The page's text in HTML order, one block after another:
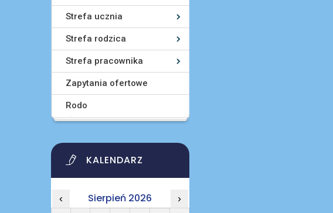
Strefa ucznia
Strefa rodzica
Strefa pracownika
Zapytania ofertowe
Rodo
KALENDARZ
‹ Sierpień 2026 ›